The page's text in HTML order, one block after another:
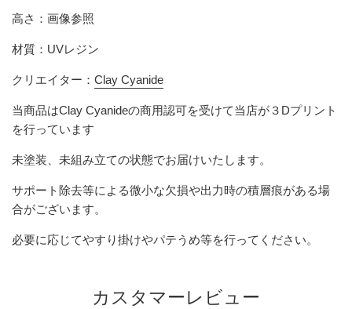
高さ：画像参照
材質：UVレジン
クリエイター： Clay Cyanide
当商品はClay Cyanideの商用認可を受けて当店が３Dプリント
を行っています
未塗装、未組み立ての状態でお届けいたします。
サポート除去等による微小な欠損や出力時の積層痕がある場
合がございます。
必要に応じてやすり掛けやパテうめ等を行ってください。
カスタマーレビュー